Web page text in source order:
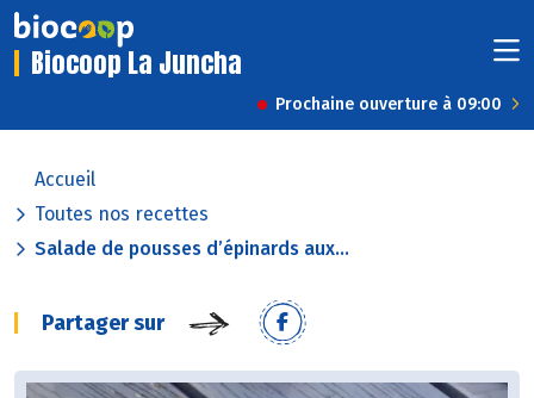
Biocoop La Juncha
Prochaine ouverture à 09:00
Accueil
Toutes nos recettes
Salade de pousses d’épinards aux...
Partager sur